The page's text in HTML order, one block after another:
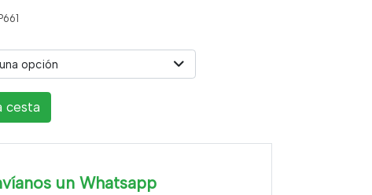
opción
cesta
un Whatsapp